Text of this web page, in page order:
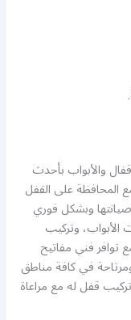
والأبواب بأحدث
المحافظة على القفل
وبشكل فوري
الأبواب، وتركيب
توافر فني مفاتيح
في كافة مناطق
قفل له مع مراعاة